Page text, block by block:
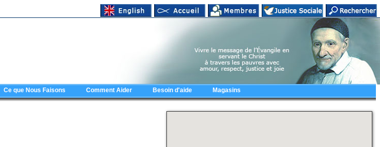
Ce que Nous Faisons Comment Aider Besoin d'aide Magasins